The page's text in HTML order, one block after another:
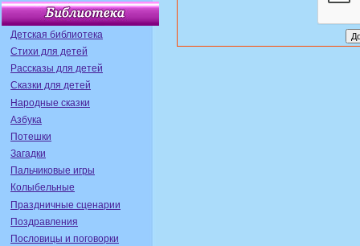
Детская библиотека
Стихи для детей
Рассказы для детей
Сказки для детей
Народные сказки
Азбука
Потешки
Загадки
Пальчиковые игры
Колыбельные
Праздничные сценарии
Поздравления
Пословицы и поговорки